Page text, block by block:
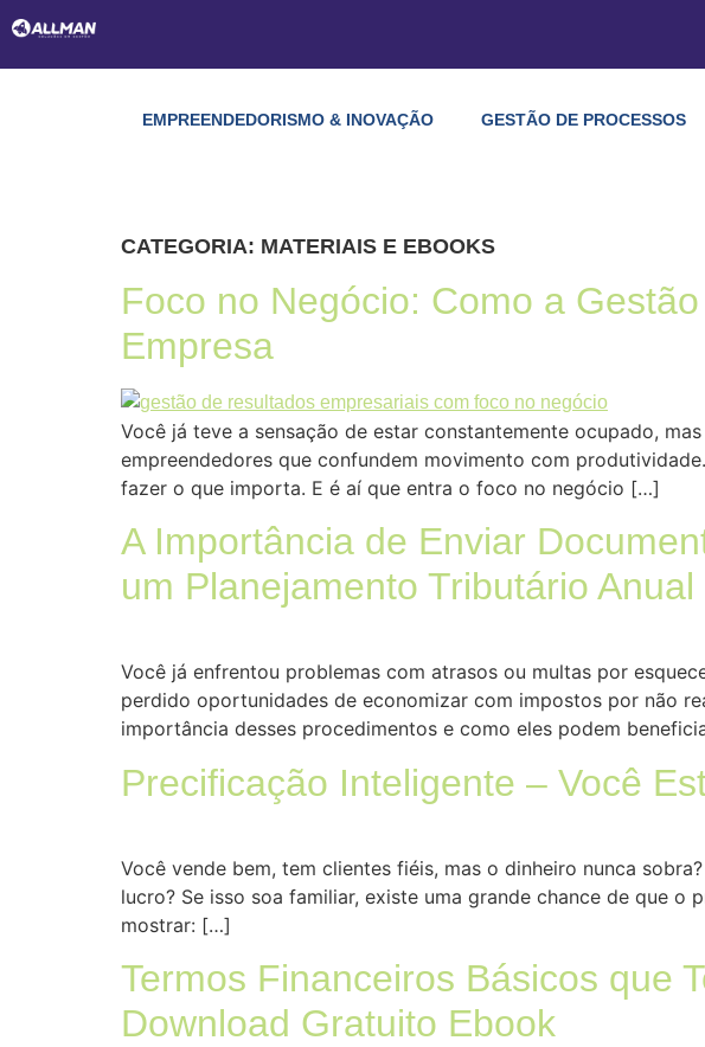
EMPREENDEDORISMO & INOVAÇÃO GESTÃO DE PROCESSOS
CATEGORIA: MATERIAIS E EBOOKS
Foco no Negócio: Como a
Empresa
Você já teve a sensação de estar constantemente ocupado,
empreendedores que confundem movimento com
fazer o que importa. E é aí que entra o foco no negócio […]
A Importância de Enviar
um Planejamento Tributário Anual
Você já enfrentou problemas com atrasos ou multas por
perdido oportunidades de economizar com impostos por não
importância desses procedimentos e como eles podem
Precificação Inteligente – Você
Você vende bem, tem clientes fiéis, mas o dinheiro nunca
lucro? Se isso soa familiar, existe uma grande chance de que
mostrar: […]
Termos Financeiros Básicos que
Download Gratuito Ebook